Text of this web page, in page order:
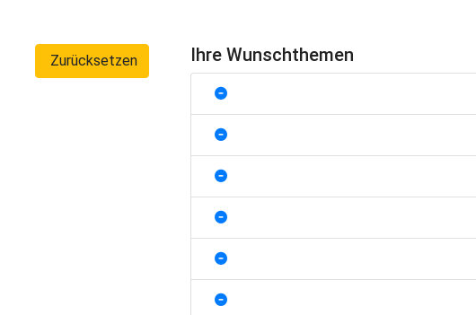
Zurücksetzen Ihre Wunschthemen